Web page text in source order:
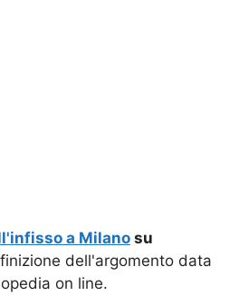
a Milano su
dell'argomento data
on line.